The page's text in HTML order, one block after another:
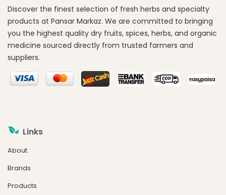
Discover the finest selection of fresh herbs and specialty
products at Pansar Markaz. We are committed to bringing
you the highest quality dry fruits, spices, herbs, and organic
medicine sourced directly from trusted farmers and
suppliers.
Links
About
Brands
Products